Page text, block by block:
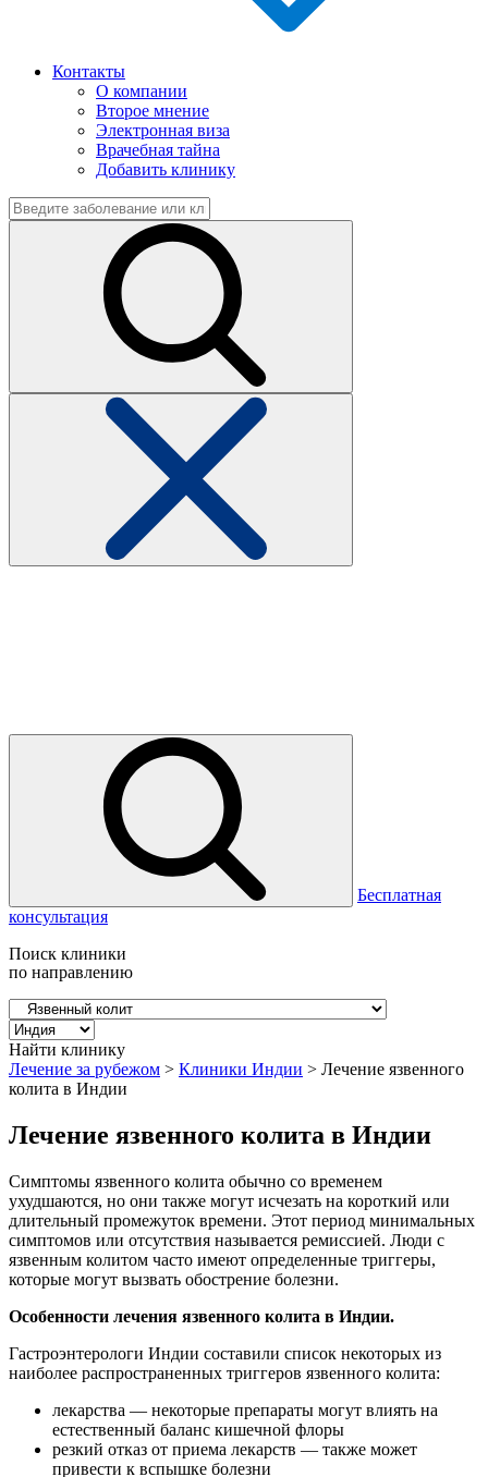
Контакты
О компании
Второе мнение
Электронная виза
Врачебная тайна
Добавить клинику
Бесплатная
консультация
Поиск клиники
по направлению
Найти клинику
Лечение за рубежом > Клиники Индии > Лечение язвенного
колита в Индии
Лечение язвенного колита в Индии
Симптомы язвенного колита обычно со временем
ухудшаются, но они также могут исчезать на короткий или
длительный промежуток времени. Этот период минимальных
симптомов или отсутствия называется ремиссией. Люди с
язвенным колитом часто имеют определенные триггеры,
которые могут вызвать обострение болезни.
Особенности лечения язвенного колита в Индии.
Гастроэнтерологи Индии составили список некоторых из
наиболее распространенных триггеров язвенного колита:
лекарства — некоторые препараты могут влиять на
естественный баланс кишечной флоры
резкий отказ от приема лекарств — также может
привести к вспышке болезни